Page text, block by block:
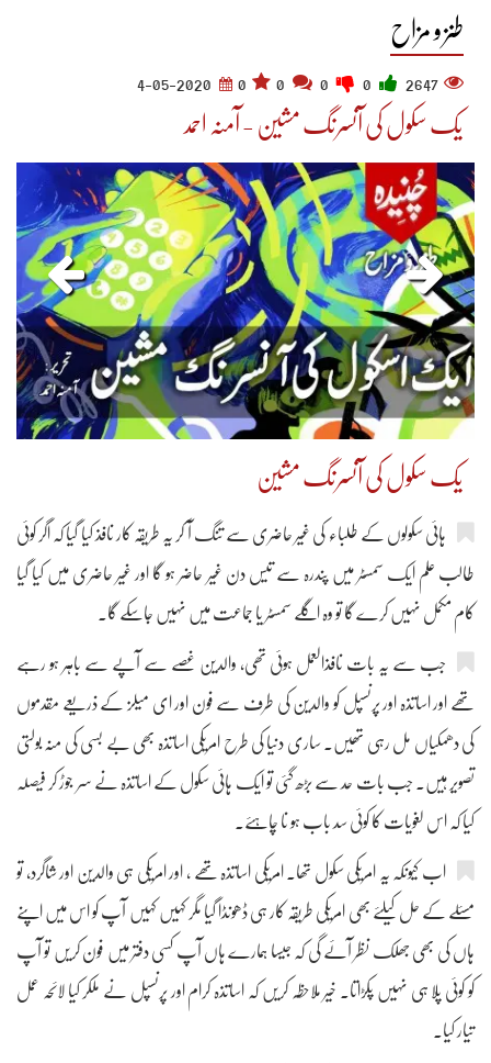
طنز و مزاح
2647
0
4-05-2020
یک سکول کی آنسرنگ مشین - آمنہ احمد
یک سکول کی آنسرنگ مشین
ہائی سکولوں کے طلباء کی غیر حاضری سے تنگ آ کر یہ طریقہ کار نافذ کیا گیا کہ اگر کوئی
طالب علم ایک سمسٹر میں پندرہ سے تیس دن غیر حاضر ہو گا اور غیر حاضری میں کیا گیا
کام مکمل نہیں کرے گا تو وہ اگلے سمسٹر یا جماعت میں نہیں جاسکے گا۔
جب سے یہ بات نافذالعمل ہوئی تھی، والدین غصے سے آپے سے باہر ہو رہے
تھے اور اساتذہ اور پرنسپل کو والدین کی طرف سے فون اور ای میلز کے ذریعے مقدموں
کی دھمکیاں مل رہی تھیں۔ ساری دنیا کی طرح امریکی اساتذہ بھی بے بسی کی منہ بولتی
تصویر ہیں۔ جب بات حد سے بڑھ گئی تو ایک ہائی سکول کے اساتذہ نے سر جوڑ کر فیصلہ
کیا کہ اس لغویات کا کوئی سد باب ہو نا چاہئے۔
اب کیونکہ یہ امریکی سکول تھا۔ امریکی اساتذہ تھے ، اور امریکی ہی والدین اور شاگرد، تو
مسئلے کے حل کیلئے بھی امریکی طریقہ کار ہی ڈھونڈا گیا مگر کہیں کہیں آپ کو اس میں اپنے
ہاں کی بھی جھلک نظر آئے گی کہ جیسا ہمارے ہاں آپ کسی دفتر میں فون کریں تو آپ
کو کوئی پلا ہی نہیں پکڑاتا۔ خیر ملاحظہ کریں کہ اساتذہ کرام اور پرنسپل نے ملکر کیا لائحہ عمل
تیار کیا۔